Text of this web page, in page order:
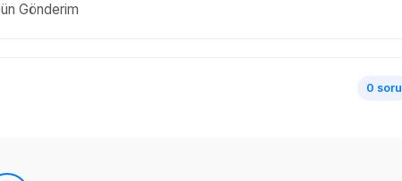
Gönderim
0 soru